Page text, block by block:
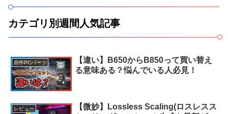
カテゴリ別週間人気記事
自作PCパーツ
【違い】B650からB850って買い替え
る意味ある？悩んでいる人必見！
レビュー
【微妙】Lossless Scaling(ロスレスス